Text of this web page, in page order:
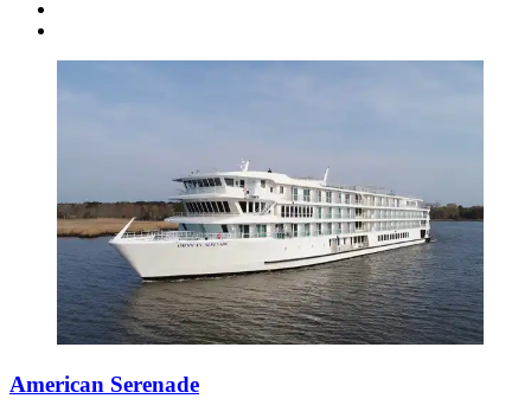
American Serenade